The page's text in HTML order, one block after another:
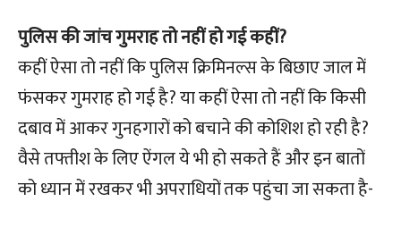
पुलिस की जांच गुमराह तो नहीं हो गई कहीं?
कहीं ऐसा तो नहीं कि पुलिस क्रिमिनल्स के बिछाए जाल में
फंसकर गुमराह हो गई है? या कहीं ऐसा तो नहीं कि किसी
दबाव में आकर गुनहगारों को बचाने की कोशिश हो रही है?
वैसे तफ्तीश के लिए ऐंगल ये भी हो सकते हैं और इन बातों
को ध्यान में रखकर भी अपराधियों तक पहुंचा जा सकता है-